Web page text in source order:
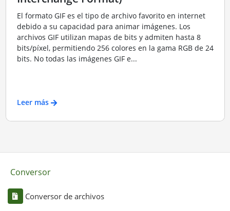
El formato GIF es el tipo de archivo favorito en internet
debido a su capacidad para animar imágenes. Los
archivos GIF utilizan mapas de bits y admiten hasta 8
bits/píxel, permitiendo 256 colores en la gama RGB de 24
bits. No todas las imágenes GIF e...
Leer más
Conversor
Conversor de archivos